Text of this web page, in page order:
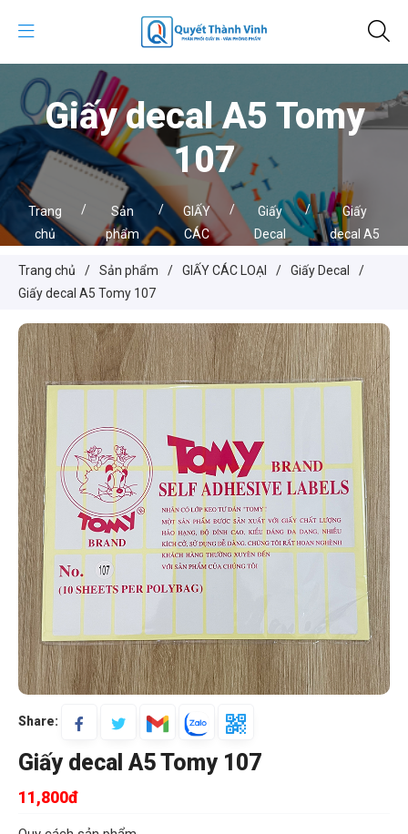
Giấy decal A5 Tomy
107
Trang
chủ
/
Sản
phẩm
/
GIẤY
CÁC
/
Giấy
Decal
/
Giấy
decal A5
107
Trang chủ / Sản phẩm / GIẤY CÁC LOẠI / Giấy Decal
/
Giấy decal A5 Tomy 107
Share:
Giấy decal A5 Tomy 107
11,800đ